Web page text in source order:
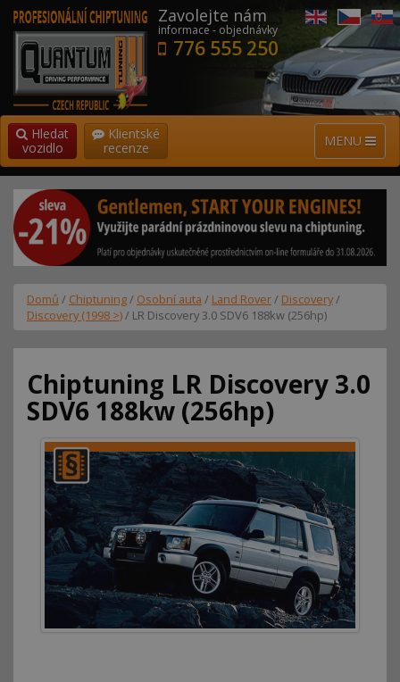
Zavolejte nám
informace - objednávky
776 555 250
MENU
Hledat
vozidlo
Klientské
recenze
Domů / Chiptuning/ Osobní auta / Land Rover/ Discovery/
Discovery (1998 >)/ LR Discovery 3.0 SDV6 188kw (256hp)
Chiptuning LR Discovery 3.0
SDV6 188kw (256hp)